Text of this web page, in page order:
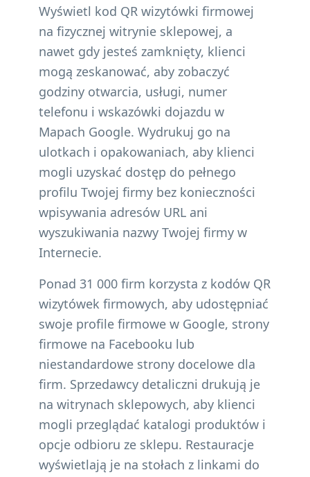
Wyświetl kod QR wizytówki firmowej
na fizycznej witrynie sklepowej, a
nawet gdy jesteś zamknięty, klienci
mogą zeskanować, aby zobaczyć
godziny otwarcia, usługi, numer
telefonu i wskazówki dojazdu w
Mapach Google. Wydrukuj go na
ulotkach i opakowaniach, aby klienci
mogli uzyskać dostęp do pełnego
profilu Twojej firmy bez konieczności
wpisywania adresów URL ani
wyszukiwania nazwy Twojej firmy w
Internecie.
Ponad 31 000 firm korzysta z kodów QR
wizytówek firmowych, aby udostępniać
swoje profile firmowe w Google, strony
firmowe na Facebooku lub
niestandardowe strony docelowe dla
firm. Sprzedawcy detaliczni drukują je
na witrynach sklepowych, aby klienci
mogli przeglądać katalogi produktów i
opcje odbioru ze sklepu. Restauracje
wyświetlają je na stołach z linkami do